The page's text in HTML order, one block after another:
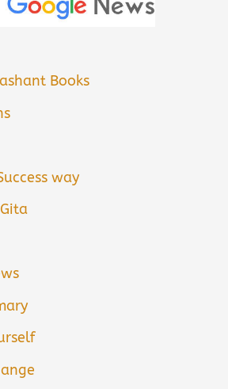
Books
way